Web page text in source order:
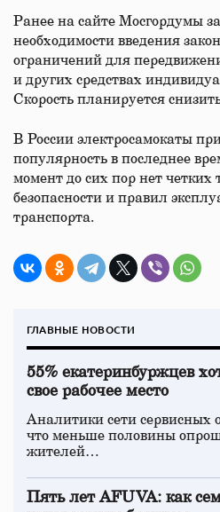
Ранее на сайте Мосгордумы
необходимости введения
ограничений для
и других средствах
Скорость планируется
В России электросамокаты
популярность в последнее
момент до сих пор нет четких
безопасности и правил
транспорта.
ГЛАВНЫЕ НОВОСТИ
55% екатеринбуржцев
свое рабочее место
Аналитики сети сервисных
что меньше половины
жителей…
Пять лет AFUVA: как